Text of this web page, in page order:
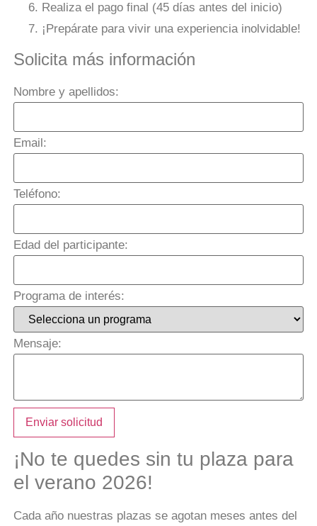
Realiza el pago final (45 días antes del inicio)
¡Prepárate para vivir una experiencia inolvidable!
Solicita más información
Nombre y apellidos:
Email:
Teléfono:
Edad del participante:
Programa de interés:
Mensaje:
Enviar solicitud
¡No te quedes sin tu plaza para
el verano 2026!
Cada año nuestras plazas se agotan meses antes del